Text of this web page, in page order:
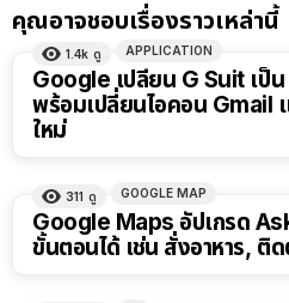
คุณอาจชอบเรื่องราวเหล่านี้
1.4k ดู APPLICATION
Google เปลี่ยน G Suit เ
พร้อมเปลี่ยนไอคอน Gmail
ใหม่
311 ดู GOOGLE MAP
Google Maps อัปเกรด
ขั้นตอนได้ เช่น สั่งอาหาร, ติ